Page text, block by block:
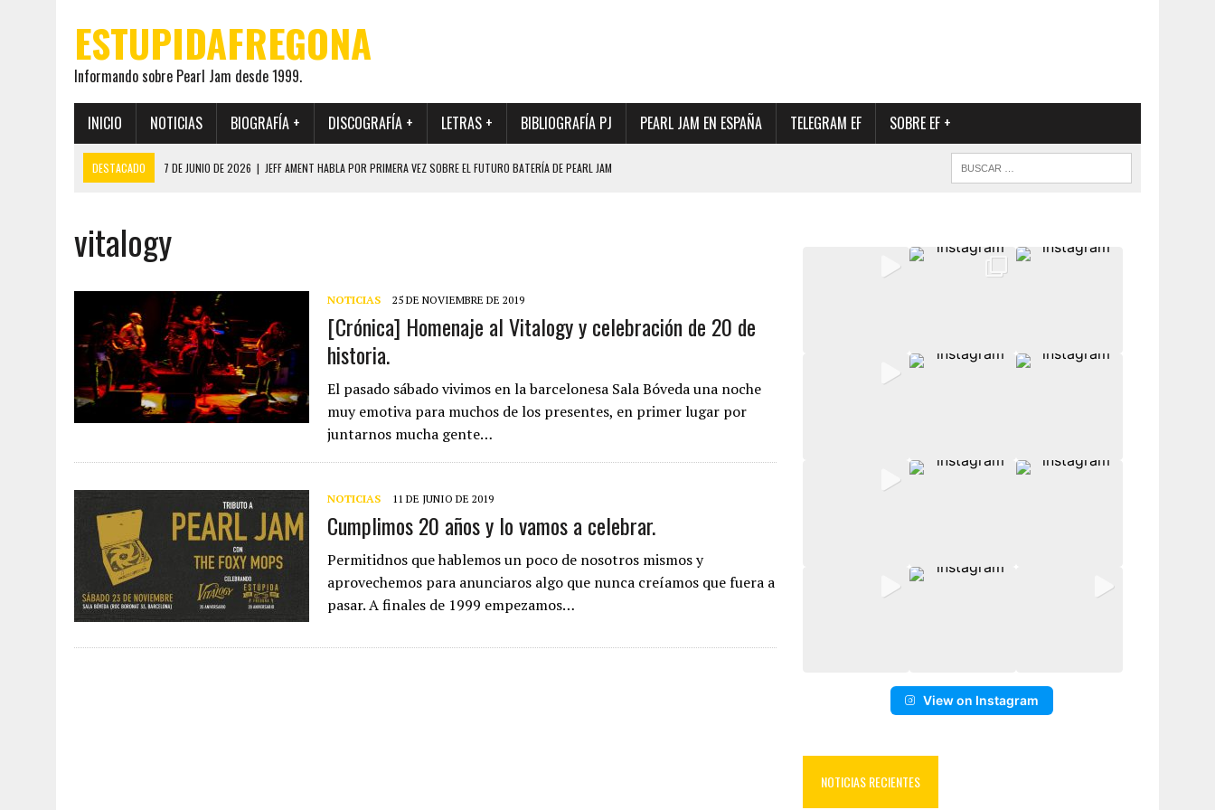
ESTUPIDAFREGONA
Informando sobre Pearl Jam desde 1999.
INICIO NOTICIAS BIOGRAFÍA + DISCOGRAFÍA + LETRAS + BIBLIOGRAFÍA PJ PEARL JAM EN ESPAÑA TELEGRAM EF SOBRE EF +
DESTACADO 7 DE JUNIO DE 2026 | JEFF AMENT HABLA POR PRIMERA VEZ SOBRE EL FUTURO BATERÍA DE PEARL JAM
19 DE MAYO DE 2026
12 DE MAYO DE 2026
vitalogy
NOTICIAS 25 DE NOVIEMBRE DE 2019
[Crónica] Homenaje al Vitalogy y celebración de 20 de
historia.
El pasado sábado vivimos en la barcelonesa Sala Bóveda una noche
muy emotiva para muchos de los presentes, en primer lugar por
juntarnos mucha gente…
NOTICIAS 11 DE JUNIO DE 2019
Cumplimos 20 años y lo vamos a celebrar.
Permitidnos que hablemos un poco de nosotros mismos y
aprovechemos para anunciaros algo que nunca creíamos que fuera a
pasar. A finales de 1999 empezamos…
View on Instagram
NOTICIAS RECIENTES